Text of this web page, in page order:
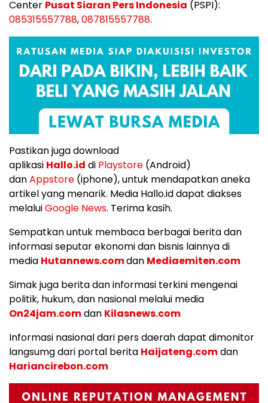
Center Pusat Siaran Pers Indonesia (PSPI):
085315557788,087815557788.
Pastikan juga download
aplikasi Hallo.id di Playstore (Android)
danAppstore (iphone), untuk mendapatkan aneka
artikel yang menarik. Media Hallo.id dapat diakses
melaluiGoogle News. Terima kasih.
Sempatkan untuk membaca berbagai berita dan
informasi seputar ekonomi dan bisnis lainnya di
media Hutannews.comdan Mediaemiten.com
Simak juga berita dan informasi terkini mengenai
politik, hukum, dan nasional melalui media
On24jam.comdan Kilasnews.com
Informasi nasional dari pers daerah dapat dimonitor
langsumg dari portal berita Haijateng.comdan
Hariancirebon.com